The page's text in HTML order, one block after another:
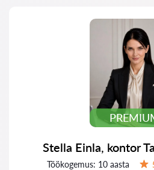
Stella Einla, kontor
Töökogemus: 10 aasta